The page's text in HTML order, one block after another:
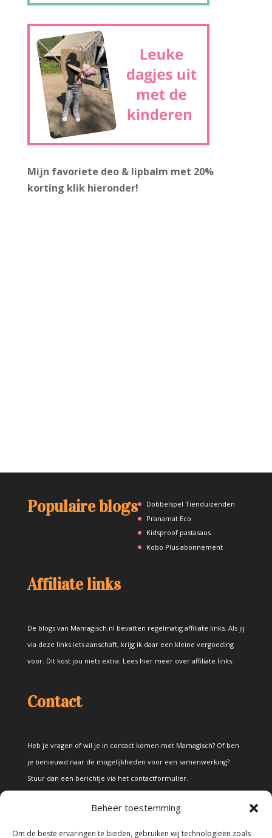
Beheer toestemming
Om de beste ervaringen te bieden, gebruiken wij technologieën zoals
Mijn favoriete deo & lipbalm met 20%
korting klik hieronder!
Populaire blogs
Dobbelspel Tienduizenden
Pranamat Eco
Kidsproof pastasaus
Kobo Plus abonnement
Affiliate links
De blogs van Mamagisch.nl bevatten regelmatig affiliate links. Als jij
via deze links iets aanschaft, krijg ik daar een kleine vergoeding
voor. Dit kost jou niets extra. Lees hier meer over affiliate links.
Contact
Heb je vragen of wil je in contact komen met Mamagisch? Of ben
je benieuwd naar de mogelijkheden voor een samenwerking?
Stuur dan een berichtje via het contactformulier.